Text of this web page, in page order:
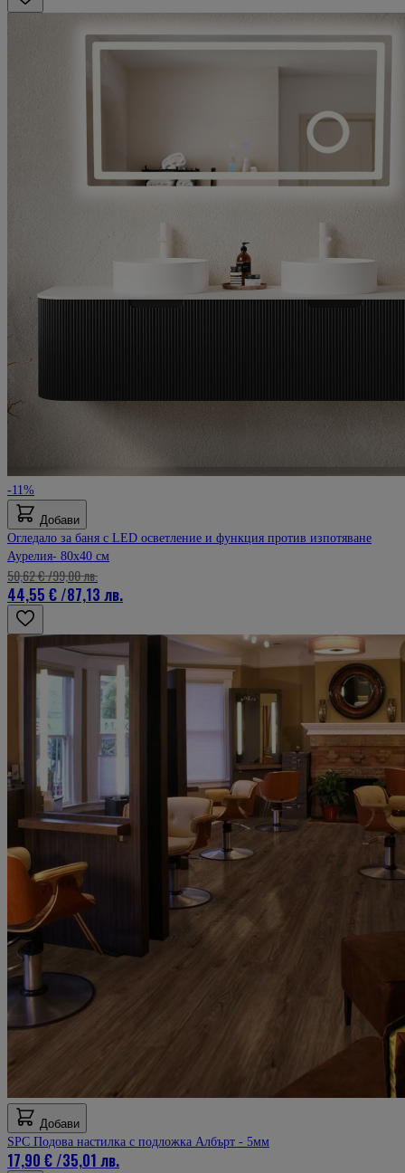
-11%
Добави
Огледало за баня с LED осветление и функция против изпотяване
Аурелия- 80x40 см
44,55 €/87,13 лв.
50,62 €/99,00 лв.
Добави
SPC Подова настилка с подложка Албърт - 5мм
17,90 €/35,01 лв.